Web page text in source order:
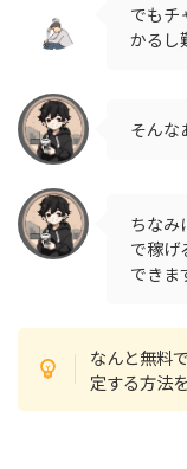
でもチ
かるし
そんな
ちなみ
で稼げ
できま
なんと無料
定する方法